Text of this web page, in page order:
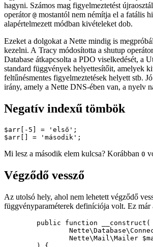
hagyni. Számos mag figyelmeztetést
operátor @ mostantól nem némítja el a fatális
alapértelmezett módban kivételeket dob.
Ezeket a dolgokat a Nette mindig is
kezelni. A Tracy módosította a shutup
Database átkapcsolta a PDO viselkedését, a
standard függvények helyettesítőit, amelyek
feltűnésmentes figyelmeztetések helyett stb.
irány, amely a Nette DNS-ében van, a nyelv
Negatív indexű tömbök
$arr[-5] = 'első';
Mi lesz a második elem kulcsa? Korábban 0
Végződő vessző
Az utolsó hely, ahol nem lehetett végződő
függvényparaméterek definíciója volt. Ez már